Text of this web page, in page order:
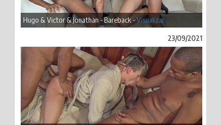
Hugo & Victor & Jonathan - Bareback -Visualizar
23/09/2021